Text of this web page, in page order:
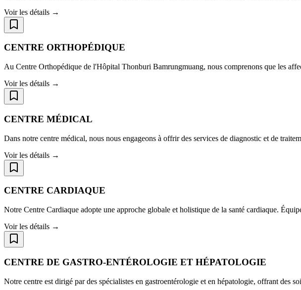
Voir les détails →
CENTRE ORTHOPÉDIQUE
Au Centre Orthopédique de l'Hôpital Thonburi Bamrungmuang, nous comprenons que les
Voir les détails →
CENTRE MÉDICAL
Dans notre centre médical, nous nous engageons à offrir des services de diagnostic et de
Voir les détails →
CENTRE CARDIAQUE
Notre Centre Cardiaque adopte une approche globale et holistique de la santé cardiaque.
Voir les détails →
CENTRE DE GASTRO-ENTÉROLOGIE ET HÉPATOLOGIE
Notre centre est dirigé par des spécialistes en gastroentérologie et en hépatologie, offrant des